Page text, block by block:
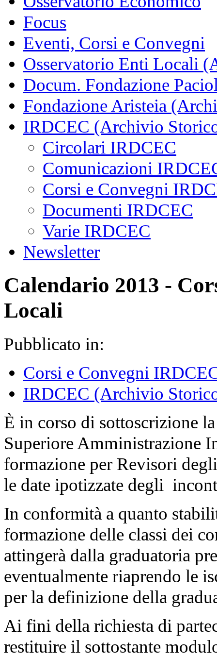
Focus
Eventi, Corsi e Convegni
Osservatorio Enti Locali
Docum. Fondazione
Fondazione Aristeia
IRDCEC (Archivio
Circolari IRDCEC
Comunicazioni
Corsi e Convegni
Documenti IRDCEC
Varie IRDCEC
Newsletter
Calendario 2013 -
Locali
Pubblicato in:
Corsi e Convegni
IRDCEC (Archivio
È in corso di sottoscrizione
Superiore Amministrazione
formazione per Revisori
le date ipotizzate degli
In conformità a quanto
formazione delle classi dei
attingerà dalla graduatoria
eventualmente riaprendo le
per la definizione della
Ai fini della richiesta di
restituire il sottostante